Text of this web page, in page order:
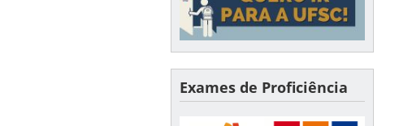
Exames de Proficiência